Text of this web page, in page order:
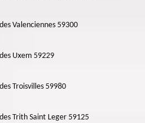
Valenciennes 59300
Uxem 59229
Troisvilles 59980
Trith Saint Leger 59125